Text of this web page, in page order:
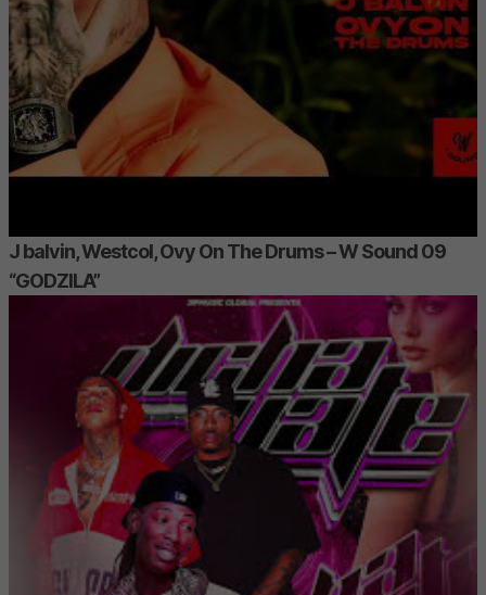
J balvin, Westcol, Ovy On The Drums – W Sound 09
“GODZILA”